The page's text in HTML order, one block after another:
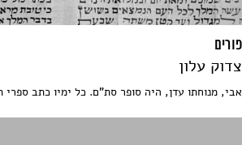
פורים
צדוק עלון
אבי, מנוחתו עדן, היה סופר סת"ם. כל ימיו כתב ספרי